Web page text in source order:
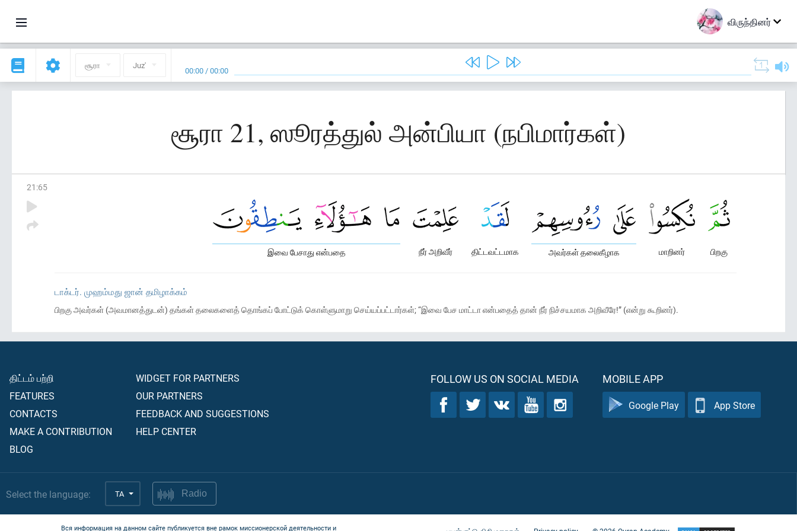
விருந்தினர்
சூரா Juz' 00:00 /00:00
சூரா 21, ஸூரத்துல் அன்பியா (நபிமார்கள்)
21 :65
பிறகு
மாறினர்
அவர்கள் தலைகீழாக
திட்டவட்டமாக
நீர் அறிவீர்
இவை பேசாது என்பதை
டாக்டர். முஹம்மது ஜான் தமிழாக்கம்
பிறகு அவர்கள் (அவமானத்துடன்) தங்கள் தலைகளைத் தொங்கப் போட்டுக் கொள்ளுமாறு செய்யப்பட்டார்கள்; “இவை பேச மாட்டா என்பதைத் தான் நீர் நிச்சயமாக அறிவீரே!” (என்று கூறினர்).
திட்டம் பற்றி
FEATURES
CONTACTS
MAKE A CONTRIBUTION
BLOG
WIDGET FOR PARTNERS
OUR PARTNERS
FEEDBACK AND SUGGESTIONS
HELP CENTER
FOLLOW US ON SOCIAL MEDIA MOBILE APP
Google Play App Store
Select the language: TA Radio
Вся информация на данном сайте публикуется вне рамок миссионерской деятельности и